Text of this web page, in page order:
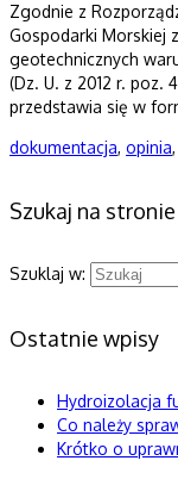
Zgodnie z
Gospodarki Morskiej
geotechnicznych
(Dz. U. z 2012 r. poz.
przedstawia się w
dokumentacja, opinia,
Szukaj na stronie
Szuklaj w:
Ostatnie wpisy
Hydroizolacja
Co należy
Krótko o